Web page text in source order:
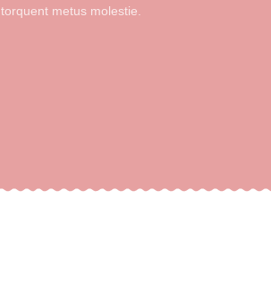
torquent metus molestie.